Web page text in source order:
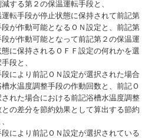
する第２の保温運転手段と、
転手段が停止状態に保持されて前記第
段が作動可能となるＯＮ設定と、前記第
段が作動可能となって前記第２の保温運
に保持されるＯＦＦ設定の何れかを選
段と、
により前記ＯＮ設定が選択された場合
水温度調整手段の作動回数と、前記Ｏ
された場合における前記浴槽水温度調整
の差分を節約効果として算出する節約
により前記ＯＮ設定が選択されている